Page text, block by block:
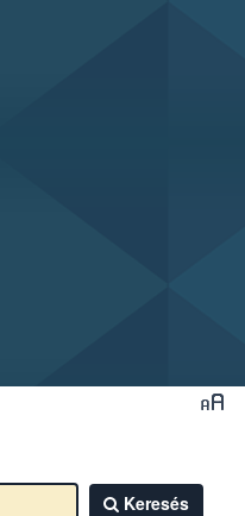
Keresés